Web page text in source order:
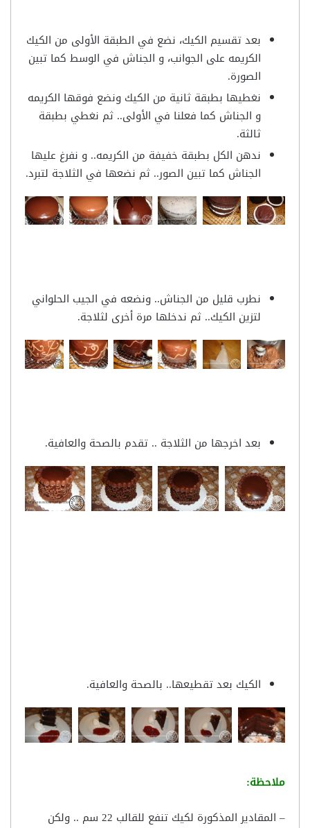
بعد تقسيم الكيك، نضع في الطبقة الأولى من الكيك
الكريمه على الجوانب، و الجناش في الوسط كما تبين
الصورة.
نغطيها بطبقة ثانية من الكيك ونضع فوقها الكريمه
و الجناش كما فعلنا في الأولى.. ثم نغطي بطبقة
ثالثة.
ندهن الكل بطبقة خفيفة من الكريمه.. و نفرغ عليها
الجناش كما تبين الصور.. ثم نضعها في الثلاجة لتبرد.
نطرب قليل من الجناش.. ونضعه في الجيب الحلواني
لتزين الكيك.. ثم ندخلها مرة أخرى لثلاجة.
بعد اخرجها من الثلاجة .. تقدم بالصحة والعافية.
الكيك بعد تقطيعها.. بالصحة والعافية.
ملاحظة:
– المقادير المذكورة لكيك تنفع للقالب 22 سم .. ولكن